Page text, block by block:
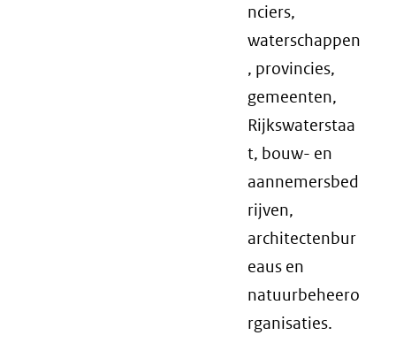
nciers,
waterschappen
, provincies,
gemeenten,
Rijkswaterstaa
t, bouw- en
aannemersbed
rijven,
architectenbur
eaus en
natuurbeheero
rganisaties.